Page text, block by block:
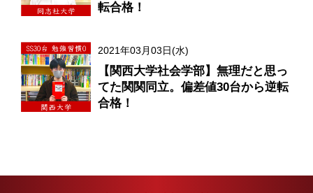
転合格！
2021年03月03日(水)
【関西大学社会学部】無理だと思っ
てた関関同立。偏差値30台から逆転
合格！